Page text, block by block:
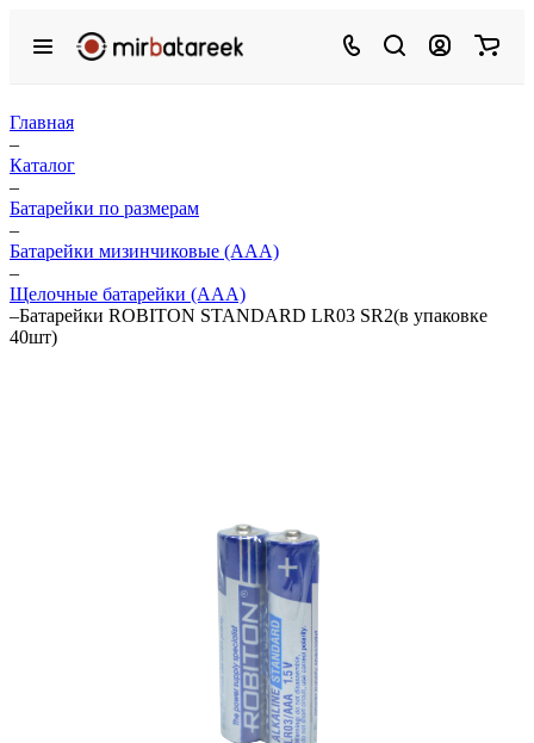
Главная
–
Каталог
–
Батарейки по размерам
–
Батарейки мизинчиковые (ААА)
–
Щелочные батарейки (ААА)
–Батарейки ROBITON STANDARD LR03 SR2(в упаковке
40шт)